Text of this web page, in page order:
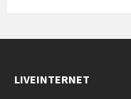
LIVEINTERNET